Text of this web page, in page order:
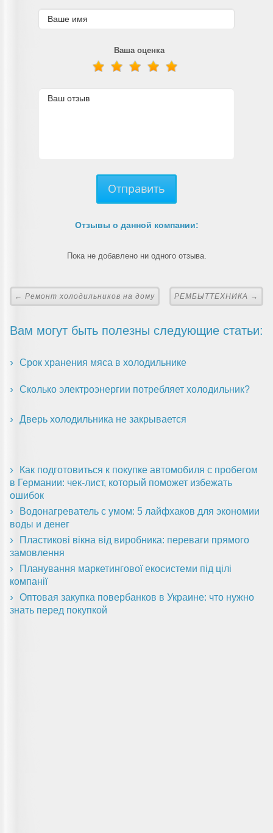
Ваша оценка
Отправить
Отзывы о данной компании:
Пока не добавлено ни одного отзыва.
← Ремонт холодильников на дому РЕМБЫТТЕХНИКА →
Вам могут быть полезны следующие статьи:
Срок хранения мяса в холодильнике
Сколько электроэнергии потребляет холодильник?
Дверь холодильника не закрывается
Как подготовиться к покупке автомобиля с пробегом
в Германии: чек-лист, который поможет избежать
ошибок
Водонагреватель с умом: 5 лайфхаков для экономии
воды и денег
Пластикові вікна від виробника: переваги прямого
замовлення
Планування маркетингової екосистеми під цілі
компанії
Оптовая закупка повербанков в Украине: что нужно
знать перед покупкой